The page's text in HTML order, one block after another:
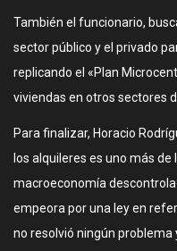
También el funcionario,
sector público y el privado
replicando el «Plan
viviendas en otros sectores
Para finalizar, Horacio
los alquileres es uno más
macroeconomía
empeora por una ley en
no resolvió ningún problema